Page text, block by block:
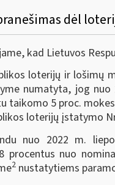
dėl
kad Lietuvos
loterijų ir lošimų
numatyta, jog
taikomo 5 proc.
loterijų įstatymo
nuo 2022 m.
procentus nuo
2 nustatytiems